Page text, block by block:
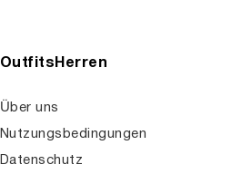
OutfitsHerren
Über uns
Nutzungsbedingungen
Datenschutz